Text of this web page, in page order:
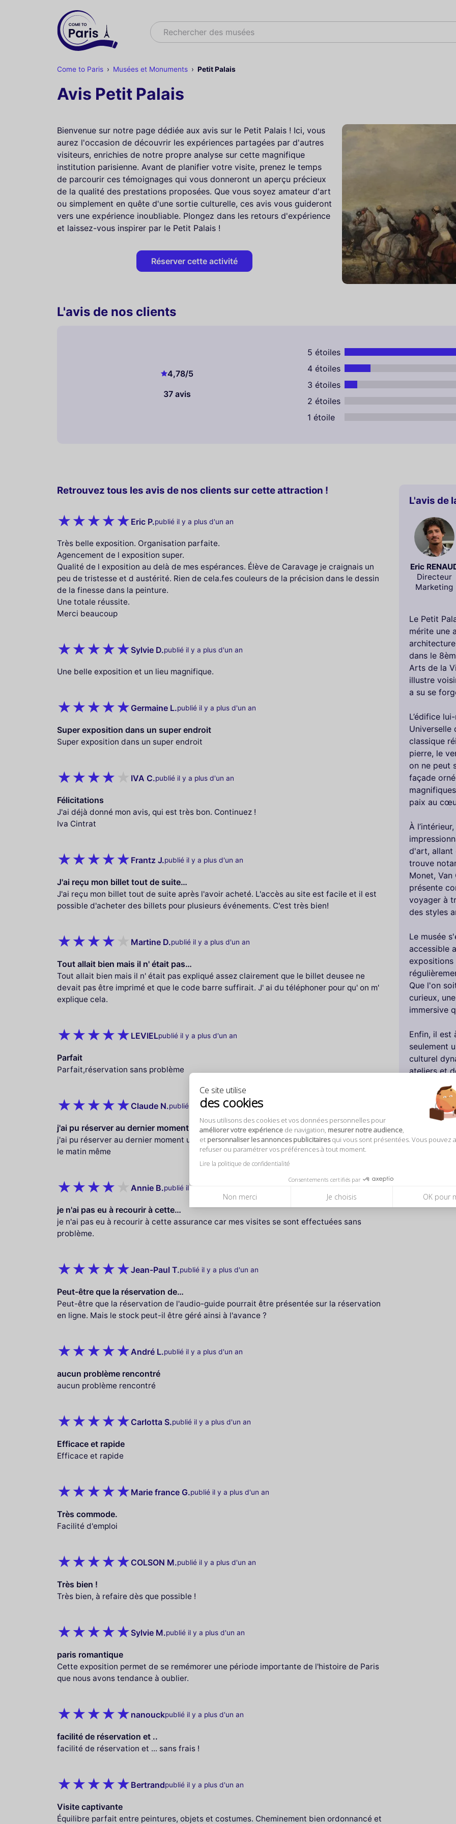
Ce site utilise
des cookies
Nous utilisons des cookies et vos données personnelles pour
améliorer votre expérience de navigation, mesurer notre audience,
et personnaliser les annonces publicitairesqui vous sont présentées. Vous pouvez
refuser ou paramétrer vos préférences à tout moment.
Lire la politique de confidentialité
Consentements certifiés par
Non merci Je choisis OK pour
Rechercher
Rechercher des musées
Come to Paris Musées et Monuments Petit Palais
Avis Petit Palais
Bienvenue sur notre page dédiée aux avis sur le Petit Palais ! Ici, vous
aurez l'occasion de découvrir les expériences partagées par d'autres
visiteurs, enrichies de notre propre analyse sur cette magnifique
institution parisienne. Avant de planifier votre visite, prenez le temps
de parcourir ces témoignages qui vous donneront un aperçu précieux
de la qualité des prestations proposées. Que vous soyez amateur d'art
ou simplement en quête d'une sortie culturelle, ces avis vous guideront
vers une expérience inoubliable. Plongez dans les retours d'expérience
et laissez-vous inspirer par le Petit Palais !
Réserver cette activité
L'avis de nos clients
4,78/5
37 avis
5 étoiles
4 étoiles
3 étoiles
2 étoiles
1 étoile
Retrouvez tous les avis de nos clients sur cette attraction !
Eric P.publié il y a plus d'un an
Très belle exposition. Organisation parfaite.
Agencement de l exposition super.
Qualité de l exposition au delà de mes espérances. Élève de Caravage je craignais un
peu de tristesse et d austérité. Rien de cela.fes couleurs de la précision dans le dessin
de la finesse dans la peinture.
Une totale réussite.
Merci beaucoup
Sylvie D.publié il y a plus d'un an
Une belle exposition et un lieu magnifique.
Germaine L.publié il y a plus d'un an
Super exposition dans un super endroit
Super exposition dans un super endroit
IVA C.publié il y a plus d'un an
Félicitations
J'ai déjà donné mon avis, qui est très bon. Continuez !
Iva Cintrat
Frantz J.publié il y a plus d'un an
J'ai reçu mon billet tout de suite…
J'ai reçu mon billet tout de suite après l'avoir acheté. L'accès au site est facile et il est
possible d'acheter des billets pour plusieurs événements. C'est très bien!
Martine D.publié il y a plus d'un an
Tout allait bien mais il n' était pas…
Tout allait bien mais il n' était pas expliqué assez clairement que le billet deusee ne
devait pas être imprimé et que le code barre suffirait. J' ai du téléphoner pour qu' on m'
explique cela.
LEVIELpublié il y a plus d'un an
Parfait
Parfait,réservation sans problème
Claude N.publié il y a plus d'un an
j'ai pu réserver au dernier moment une…
j'ai pu réserver au dernier moment une entrée au Petit Palais pour
le matin même
Annie B.publié il y a plus d'un an
je n'ai pas eu à recourir à cette…
je n'ai pas eu à recourir à cette assurance car mes visites se sont effectuées sans
problème.
Jean-Paul T.publié il y a plus d'un an
Peut-être que la réservation de…
Peut-être que la réservation de l'audio-guide pourrait être présentée sur la réservation
en ligne. Mais le stock peut-il être géré ainsi à l'avance ?
André L.publié il y a plus d'un an
aucun problème rencontré
aucun problème rencontré
Carlotta S.publié il y a plus d'un an
Efficace et rapide
Efficace et rapide
Marie france G.publié il y a plus d'un an
Très commode.
Facilité d'emploi
COLSON M.publié il y a plus d'un an
Très bien !
Très bien, à refaire dès que possible !
Sylvie M.publié il y a plus d'un an
paris romantique
Cette exposition permet de se remémorer une période importante de l'histoire de Paris
que nous avons tendance à oublier.
nanouckpublié il y a plus d'un an
facilité de réservation et ..
facilité de réservation et ... sans frais !
Bertrandpublié il y a plus d'un an
Visite captivante
Équilibre parfait entre peintures, objets et costumes. Cheminement bien ordonnancé et
L'avis de
Eric
Directeur
Marketing
Le Petit
mérite une
dans le
Arts de la
illustre
a su se
L’édifice
Universelle
classique
pierre, le
on ne peut
façade
paix au
À
d'art, allant
trouve
Monet,
présente
voyager à
des styles
Le musée
accessible
expositions
Que l'on
curieux,
immersive
Enfin, il est
seulement
culturel
ateliers et
Petit
désirent
serait